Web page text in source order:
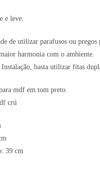
e leve.
de utilizar parafusos ou pregos
harmonia com o ambiente.
basta utilizar fitas
mdf em tom preto.
crú
39 cm